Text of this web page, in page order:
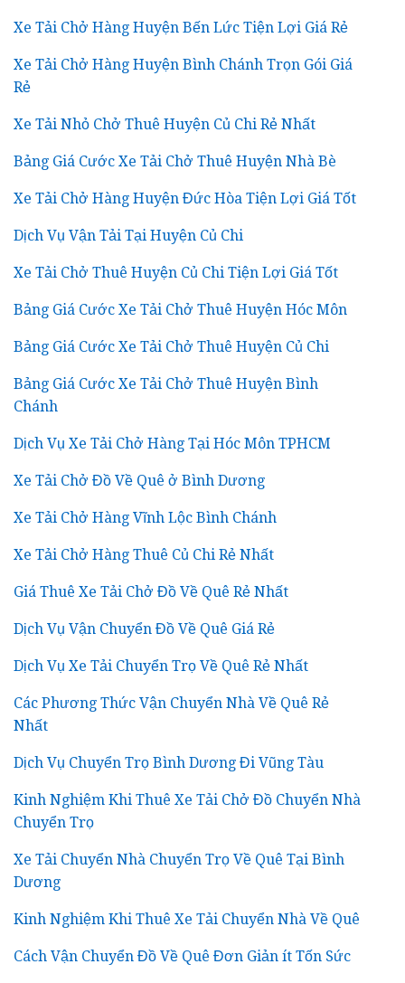
Xe Tải Chở Hàng Huyện Bến Lức Tiện Lợi Giá Rẻ
Xe Tải Chở Hàng Huyện Bình Chánh Trọn Gói Giá
Rẻ
Xe Tải Nhỏ Chở Thuê Huyện Củ Chi Rẻ Nhất
Bảng Giá Cước Xe Tải Chở Thuê Huyện Nhà Bè
Xe Tải Chở Hàng Huyện Đức Hòa Tiện Lợi Giá Tốt
Dịch Vụ Vận Tải Tại Huyện Củ Chi
Xe Tải Chở Thuê Huyện Củ Chi Tiện Lợi Giá Tốt
Bảng Giá Cước Xe Tải Chở Thuê Huyện Hóc Môn
Bảng Giá Cước Xe Tải Chở Thuê Huyện Củ Chi
Bảng Giá Cước Xe Tải Chở Thuê Huyện Bình
Chánh
Dịch Vụ Xe Tải Chở Hàng Tại Hóc Môn TPHCM
Xe Tải Chở Đồ Về Quê ở Bình Dương
Xe Tải Chở Hàng Vĩnh Lộc Bình Chánh
Xe Tải Chở Hàng Thuê Củ Chi Rẻ Nhất
Giá Thuê Xe Tải Chở Đồ Về Quê Rẻ Nhất
Dịch Vụ Vận Chuyển Đồ Về Quê Giá Rẻ
Dịch Vụ Xe Tải Chuyển Trọ Về Quê Rẻ Nhất
Các Phương Thức Vận Chuyển Nhà Về Quê Rẻ
Nhất
Dịch Vụ Chuyển Trọ Bình Dương Đi Vũng Tàu
Kinh Nghiệm Khi Thuê Xe Tải Chở Đồ Chuyển Nhà
Chuyển Trọ
Xe Tải Chuyển Nhà Chuyển Trọ Về Quê Tại Bình
Dương
Kinh Nghiệm Khi Thuê Xe Tải Chuyển Nhà Về Quê
Cách Vận Chuyển Đồ Về Quê Đơn Giản ít Tốn Sức